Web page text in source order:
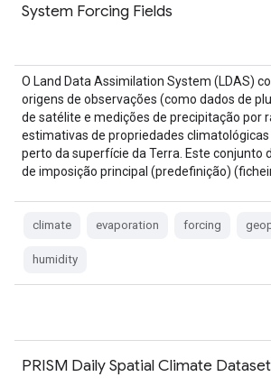
System Forcing Fields
O Land Data Assimilation System (LDAS)
origens de observações (como dados de
de satélite e medições de precipitação por
estimativas de propriedades
perto da superfície da Terra. Este conjunto
de imposição principal (predefinição)
climate evaporation forcing
humidity
PRISM Daily Spatial Climate